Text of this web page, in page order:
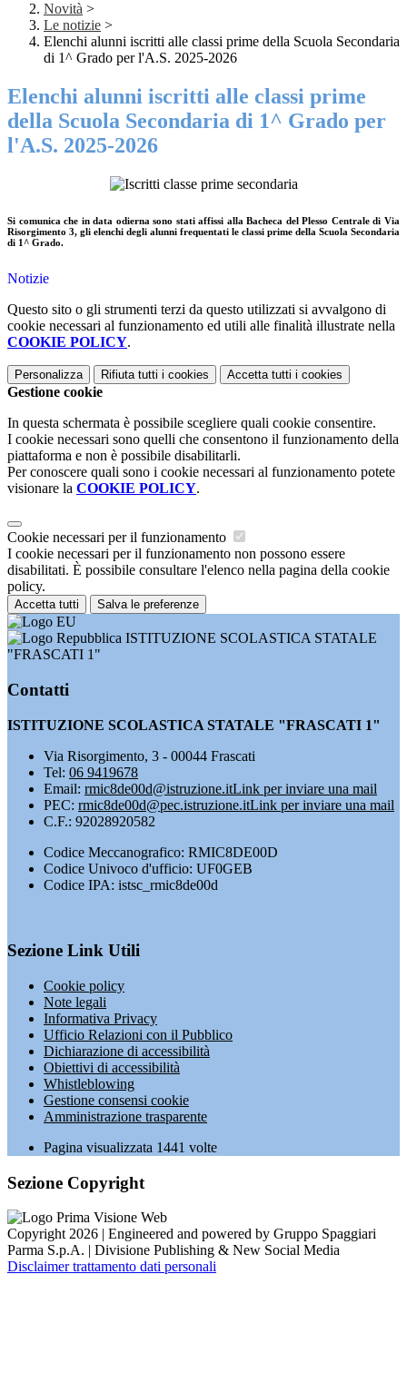
Novità >
Le notizie >
Elenchi alunni iscritti alle classi prime della Scuola Secondaria
di 1^ Grado per l'A.S. 2025-2026
Elenchi alunni iscritti alle classi prime
della Scuola Secondaria di 1^ Grado per
l'A.S. 2025-2026
Si comunica che in data odierna sono stati affissi alla Bacheca del Plesso Centrale di Via
Risorgimento 3, gli elenchi degli alunni frequentati le classi prime della Scuola Secondaria
di 1^ Grado.
Notizie
Questo sito o gli strumenti terzi da questo utilizzati si avvalgono di
cookie necessari al funzionamento ed utili alle finalità illustrate nella
COOKIE POLICY.
Personalizza Rifiuta tutti i cookies Accetta tutti i cookies
Gestione cookie
In questa schermata è possibile scegliere quali cookie consentire.
I cookie necessari sono quelli che consentono il funzionamento della
piattaforma e non è possibile disabilitarli.
Per conoscere quali sono i cookie necessari al funzionamento potete
visionare la COOKIE POLICY.
Cookie necessari per il funzionamento
I cookie necessari per il funzionamento non possono essere
disabilitati. È possibile consultare l'elenco nella pagina della cookie
policy.
Accetta tutti Salva le preferenze
ISTITUZIONE SCOLASTICA STATALE
"FRASCATI 1"
Contatti
ISTITUZIONE SCOLASTICA STATALE "FRASCATI 1"
Via Risorgimento, 3 - 00044 Frascati
Tel: 06 9419678
Email: rmic8de00d@istruzione.itLink per inviare una mail
PEC: rmic8de00d@pec.istruzione.itLink per inviare una mail
C.F.: 92028920582
Codice Meccanografico: RMIC8DE00D
Codice Univoco d'ufficio: UF0GEB
Codice IPA: istsc_rmic8de00d
Sezione Link Utili
Cookie policy
Note legali
Informativa Privacy
Ufficio Relazioni con il Pubblico
Dichiarazione di accessibilità
Obiettivi di accessibilità
Whistleblowing
Gestione consensi cookie
Amministrazione trasparente
Pagina visualizzata 1441 volte
Sezione Copyright
Copyright 2026 | Engineered and powered by Gruppo Spaggiari
Parma S.p.A. | Divisione Publishing & New Social Media
Disclaimer trattamento dati personali